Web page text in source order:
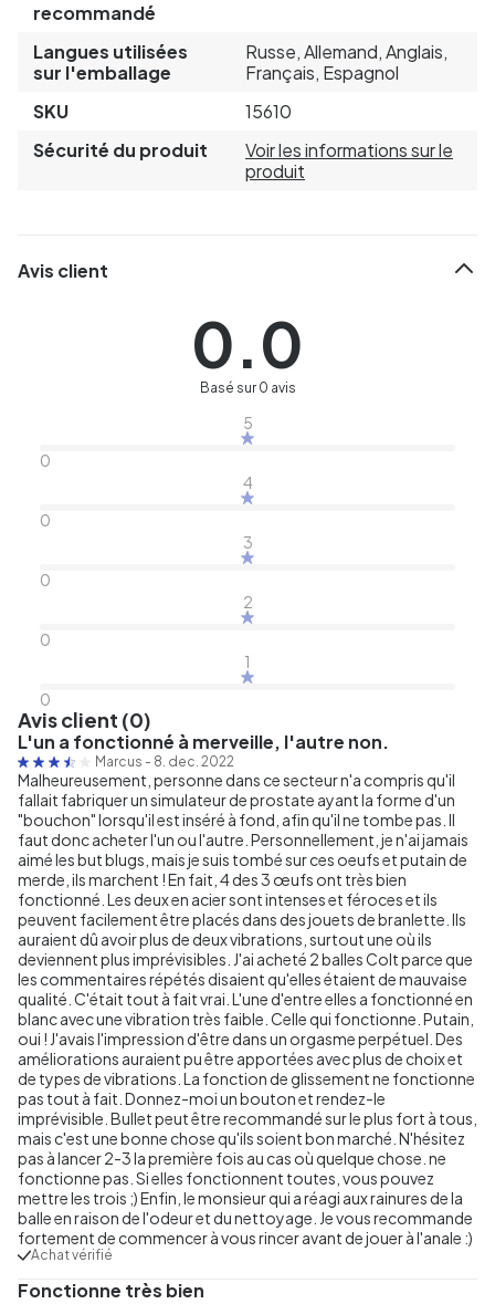
recommandé
Langues utilisées
sur l'emballage
Russe, Allemand, Anglais,
Français, Espagnol
SKU
15610
Sécurité du produit
Voir les informations sur le
produit
Avis client
0.0
Basé sur 0 avis
5
0
4
0
3
0
2
0
1
0
Avis client (0)
L'un a fonctionné à merveille, l'autre non.
Marcus - 8. dec. 2022
Malheureusement, personne dans ce secteur n'a compris qu'il
fallait fabriquer un simulateur de prostate ayant la forme d'un
"bouchon" lorsqu'il est inséré à fond, afin qu'il ne tombe pas. Il
faut donc acheter l'un ou l'autre. Personnellement, je n'ai jamais
aimé les but blugs, mais je suis tombé sur ces oeufs et putain de
merde, ils marchent ! En fait, 4 des 3 œufs ont très bien
fonctionné. Les deux en acier sont intenses et féroces et ils
peuvent facilement être placés dans des jouets de branlette. Ils
auraient dû avoir plus de deux vibrations, surtout une où ils
deviennent plus imprévisibles. J'ai acheté 2 balles Colt parce que
les commentaires répétés disaient qu'elles étaient de mauvaise
qualité. C'était tout à fait vrai. L'une d'entre elles a fonctionné en
blanc avec une vibration très faible. Celle qui fonctionne. Putain,
oui ! J'avais l'impression d'être dans un orgasme perpétuel. Des
améliorations auraient pu être apportées avec plus de choix et
de types de vibrations. La fonction de glissement ne fonctionne
pas tout à fait. Donnez-moi un bouton et rendez-le
imprévisible. Bullet peut être recommandé sur le plus fort à tous,
mais c'est une bonne chose qu'ils soient bon marché. N'hésitez
pas à lancer 2-3 la première fois au cas où quelque chose. ne
fonctionne pas. Si elles fonctionnent toutes, vous pouvez
mettre les trois ;) Enfin, le monsieur qui a réagi aux rainures de la
balle en raison de l'odeur et du nettoyage. Je vous recommande
fortement de commencer à vous rincer avant de jouer à l'anale :)
Achat vérifié
Fonctionne très bien